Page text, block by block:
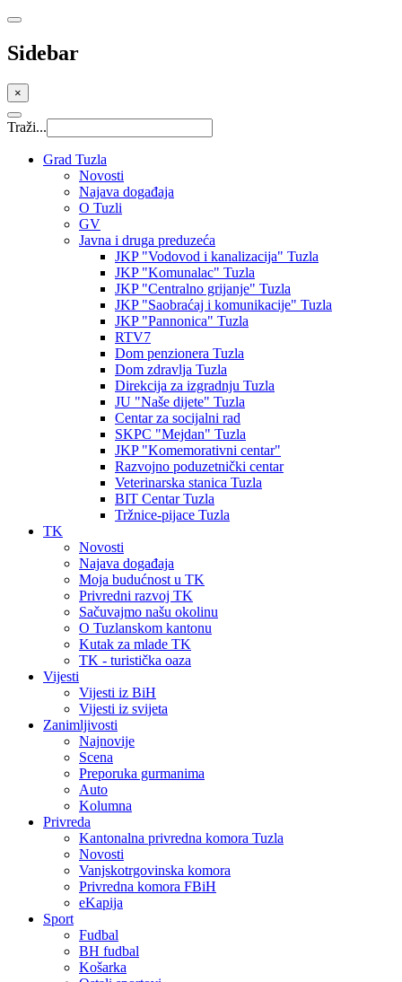
Sidebar
×
Traži...
Grad Tuzla
Novosti
Najava događaja
O Tuzli
GV
Javna i druga preduzeća
JKP "Vodovod i kanalizacija" Tuzla
JKP "Komunalac" Tuzla
JKP "Centralno grijanje" Tuzla
JKP "Saobraćaj i komunikacije" Tuzla
JKP "Pannonica" Tuzla
RTV7
Dom penzionera Tuzla
Dom zdravlja Tuzla
Direkcija za izgradnju Tuzla
JU "Naše dijete" Tuzla
Centar za socijalni rad
SKPC "Mejdan" Tuzla
JKP "Komemorativni centar"
Razvojno poduzetnički centar
Veterinarska stanica Tuzla
BIT Centar Tuzla
Tržnice-pijace Tuzla
TK
Novosti
Najava događaja
Moja budućnost u TK
Privredni razvoj TK
Sačuvajmo našu okolinu
O Tuzlanskom kantonu
Kutak za mlade TK
TK - turistička oaza
Vijesti
Vijesti iz BiH
Vijesti iz svijeta
Zanimljivosti
Najnovije
Scena
Preporuka gurmanima
Auto
Kolumna
Privreda
Kantonalna privredna komora Tuzla
Novosti
Vanjskotrgovinska komora
Privredna komora FBiH
eKapija
Sport
Fudbal
BH fudbal
Košarka